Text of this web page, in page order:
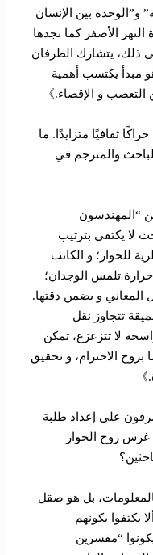
و”الوحدة بين الإنسان
الأصفر كما نجدها
يتشارك الطرفان
مبدأ يكتسب أهمية
التعصب و الإقصاء.》
ثقافيًا متزايدًا. ما
والمترجم في
“المهندسون
لا يكتفي بترتيب
للحوار؛ و الكاتب
تلمس الوجدان؛
المعاني و يضمن دقتها.
تتجاوز نقل
لا تتزعزع، تمكن
بروح الاحترام، و تحقيق
على إعداد طلبة
غرس روح الحوار
بل هو صقل
يكتفوا بكونهم
“مفسرين